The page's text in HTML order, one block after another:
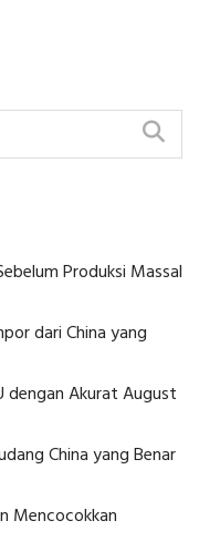
Produksi Massal
dari China yang
dengan AkuratAugust
China yang Benar
Mencocokkan